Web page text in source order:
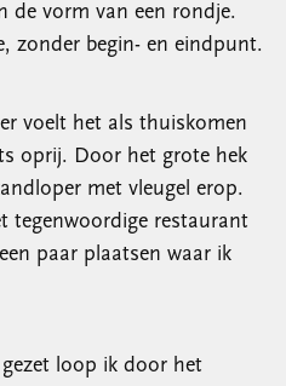
de vorm van een rondje.
zonder begin- en eindpunt.
voelt het als thuiskomen
oprij. Door het grote hek
met vleugel erop.
tegenwoordige restaurant
paar plaatsen waar ik
loop ik door het